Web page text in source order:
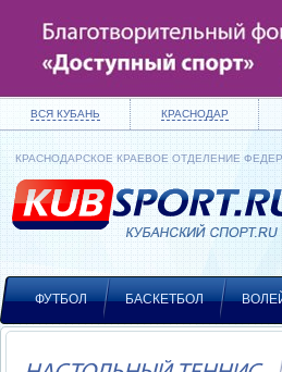
ВСЯ КУБАНЬ КРАСНОДАР
КРАСНОДАРСКОЕ КРАЕВОЕ ОТДЕЛЕНИЕ
ФУТБОЛ БАСКЕТБОЛ